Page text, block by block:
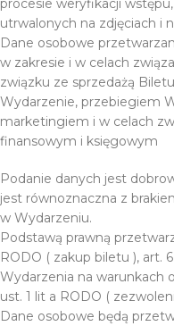
procesie weryfikacji
utrwalonych na zdjęciach i
Dane osobowe
w zakresie i w celach
związku ze sprzedażą
Wydarzenie, przebiegiem
marketingiem i w celach
finansowym i księgowym
Podanie danych jest
jest równoznaczna z
w Wydarzeniu.
Podstawą prawną
RODO ( zakup biletu ), art.
Wydarzenia na warunkach
ust. 1 lit a RODO (
Dane osobowe będą